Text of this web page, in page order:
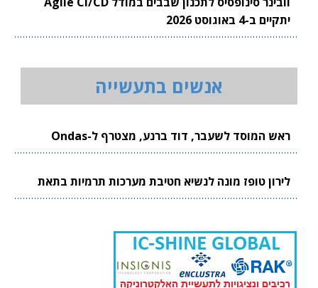
יתקיים ב-4 באוגוסט 2026
אנשים בתעשייה
ראש המוסד לשעבר, דוד ברנע, מצטרף ל-Ondas
לירון טופז מונה לנשיא חטיבת מערכות תרמיות בתאת